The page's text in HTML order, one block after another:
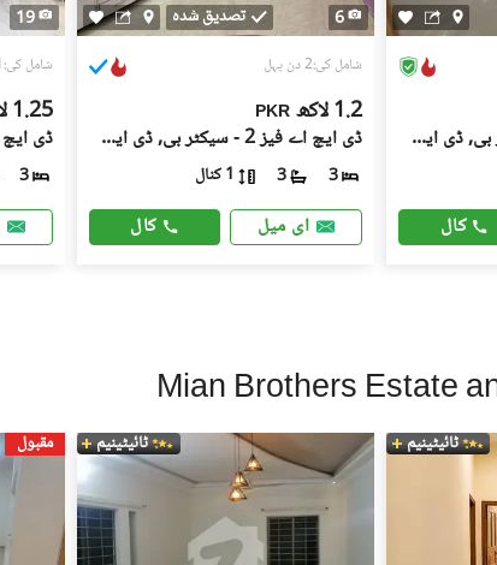
19
شامل کی:1 دن پہل
1.25 لاکھ
3
6 تصدیق شدہ
شامل کی:2 دن پہل
PKR 1.2 لاکھ
ڈی ایچ اے فیز 2 - سیکٹر بی, ڈی ایچ اے ڈیفینس فیز 2
3
3 1 کنال
ای میل کال
ڈی ایچ اے فیز 2 - سیکٹر بی, ڈی ایچ اے ڈیفینس فیز 2
کال
مقبول ٹائیٹینیم ٹائیٹینیم